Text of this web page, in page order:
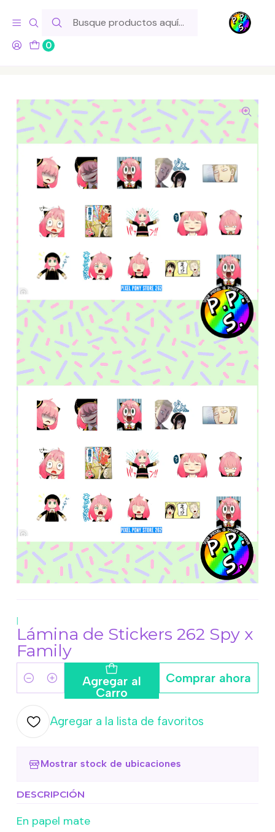
0
Hola! Si tu pedido incluye productos de fabricación propia,
ten en cuenta este tiempo para el despacho
Inicio Lo Hacemos Nosotros
|
Lámina de Stickers 262 Spy x
Family
Cantidad Agregar al
Carro
Comprar ahora
Agregar a la lista de favoritos
Mostrar stock de ubicaciones
DESCRIPCIÓN
En papel mate